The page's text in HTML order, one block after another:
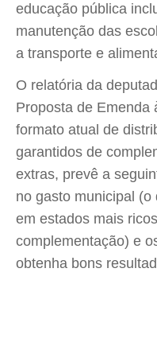
educação pública
manutenção das
a transporte e
O relatória da
Proposta de Emenda
formato atual de
garantidos de
extras, prevê a
no gasto municipal
em estados mais
complementação) e
obtenha bons